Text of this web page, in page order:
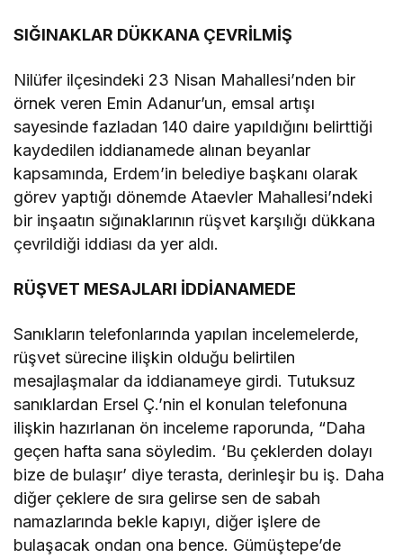
SIĞINAKLAR DÜKKANA ÇEVRİLMİŞ
Nilüfer ilçesindeki 23 Nisan Mahallesi’nden bir
örnek veren Emin Adanur’un, emsal artışı
sayesinde fazladan 140 daire yapıldığını belirttiği
kaydedilen iddianamede alınan beyanlar
kapsamında, Erdem’in belediye başkanı olarak
görev yaptığı dönemde Ataevler Mahallesi’ndeki
bir inşaatın sığınaklarının rüşvet karşılığı dükkana
çevrildiği iddiası da yer aldı.
RÜŞVET MESAJLARI İDDİANAMEDE
Sanıkların telefonlarında yapılan incelemelerde,
rüşvet sürecine ilişkin olduğu belirtilen
mesajlaşmalar da iddianameye girdi. Tutuksuz
sanıklardan Ersel Ç.’nin el konulan telefonuna
ilişkin hazırlanan ön inceleme raporunda, “Daha
geçen hafta sana söyledim. ‘Bu çeklerden dolayı
bize de bulaşır’ diye terasta, derinleşir bu iş. Daha
diğer çeklere de sıra gelirse sen de sabah
namazlarında bekle kapıyı, diğer işlere de
bulaşacak ondan ona bence. Gümüştepe’de